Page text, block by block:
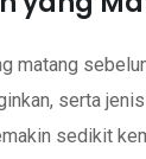
matang
serta
sedikit